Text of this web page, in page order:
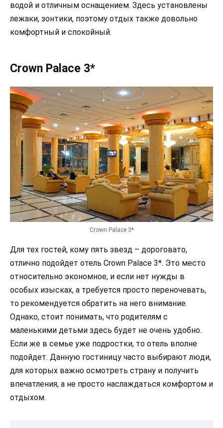
водой и отличным оснащением. Здесь установлены
лежаки, зонтики, поэтому отдых также довольно
комфортный и спокойный.
Crown Palace 3*
Crown Palace 3*
Для тех гостей, кому пять звезд – дороговато,
отлично подойдет отель Crown Palace 3*. Это место
относительно экономное, и если нет нужды в
особых изысках, а требуется просто переночевать,
то рекомендуется обратить на него внимание.
Однако, стоит понимать, что родителям с
маленькими детьми здесь будет не очень удобно.
Если же в семье уже подростки, то отель вполне
подойдет. Данную гостиницу часто выбирают люди,
для которых важно осмотреть страну и получить
впечатления, а не просто наслаждаться комфортом и
отдыхом.